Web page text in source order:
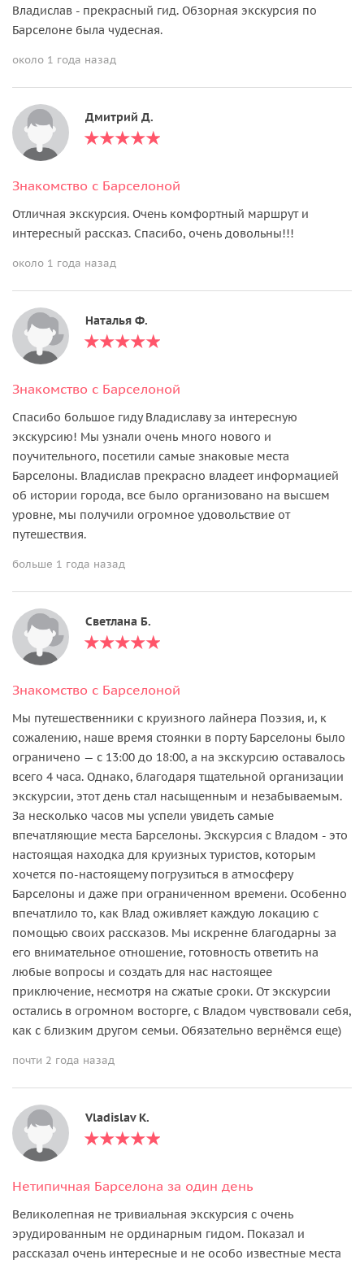
Владислав - прекрасный гид. Обзорная экскурсия по
Барселоне была чудесная.
около 1 года назад
Дмитрий Д.
Знакомство с Барселоной
Отличная экскурсия. Очень комфортный маршрут и
интересный рассказ. Спасибо, очень довольны!!!
около 1 года назад
Наталья Ф.
Знакомство с Барселоной
Спасибо большое гиду Владиславу за интересную
экскурсию! Мы узнали очень много нового и
поучительного, посетили самые знаковые места
Барселоны. Владислав прекрасно владеет информацией
об истории города, все было организовано на высшем
уровне, мы получили огромное удовольствие от
путешествия.
больше 1 года назад
Светлана Б.
Знакомство с Барселоной
Мы путешественники с круизного лайнера Поэзия, и, к
сожалению, наше время стоянки в порту Барселоны было
ограничено — с 13:00 до 18:00, а на экскурсию оставалось
всего 4 часа. Однако, благодаря тщательной организации
экскурсии, этот день стал насыщенным и незабываемым.
За несколько часов мы успели увидеть самые
впечатляющие места Барселоны. Экскурсия с Владом - это
настоящая находка для круизных туристов, которым
хочется по-настоящему погрузиться в атмосферу
Барселоны и даже при ограниченном времени. Особенно
впечатлило то, как Влад оживляет каждую локацию с
помощью своих рассказов. Мы искренне благодарны за
его внимательное отношение, готовность ответить на
любые вопросы и создать для нас настоящее
приключение, несмотря на сжатые сроки. От экскурсии
остались в огромном восторге, с Владом чувствовали себя,
как с близким другом семьи. Обязательно вернёмся еще)
почти 2 года назад
Vladislav K.
Нетипичная Барселона за один день
Великолепная не тривиальная экскурсия с очень
эрудированным не ординарным гидом. Показал и
рассказал очень интересные и не особо известные места